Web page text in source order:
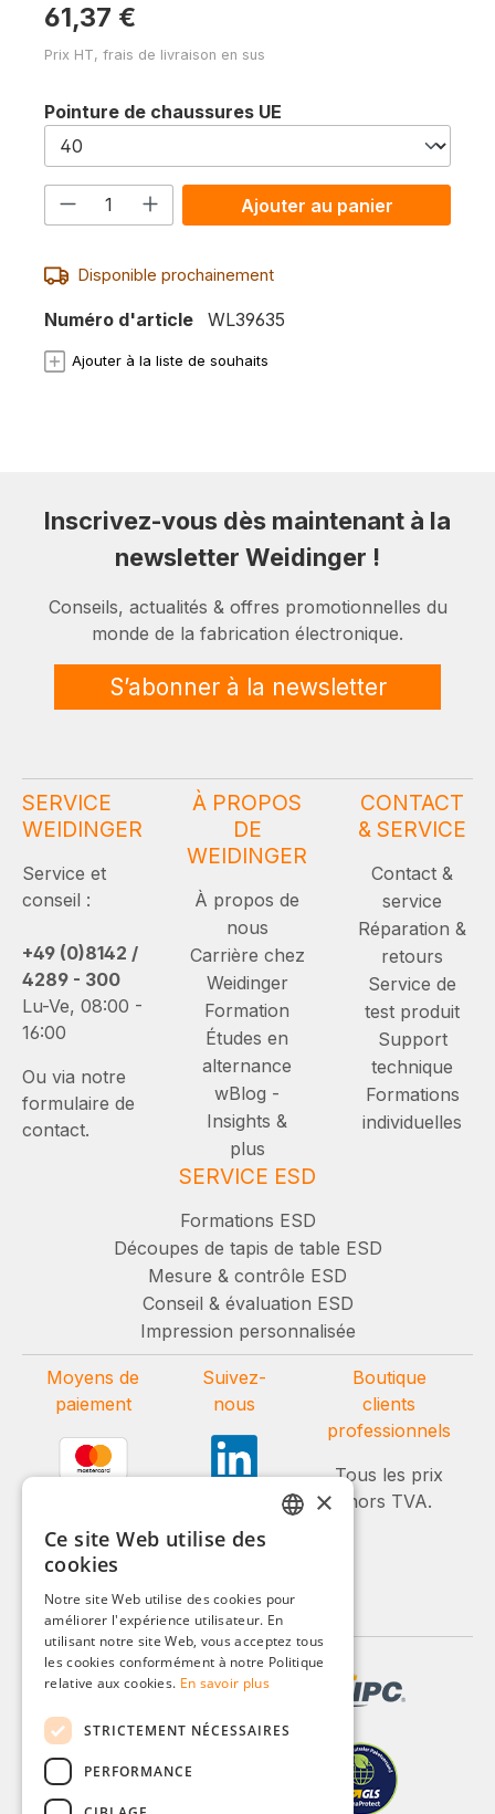
61,37 €
Prix HT, frais de livraison en sus
Sélectionnez
Pointure de chaussures UE
Quantité de produit : Entrez la
Ajouter au panier
Disponible prochainement
Numéro d'article WL39635
Ajouter à la liste de souhaits
Inscrivez-vous dès maintenant à la
newsletter Weidinger !
Conseils, actualités & offres promotionnelles du
monde de la fabrication électronique.
S’abonner à la newsletter
SERVICE
WEIDINGER
Service et
conseil :
+49 (0)8142 /
4289 - 300
Lu-Ve, 08:00 -
16:00
Ou via notre
formulaire de
contact.
À PROPOS
DE
WEIDINGER
À propos de
nous
Carrière chez
Weidinger
Formation
Études en
alternance
wBlog -
Insights &
plus
CONTACT
& SERVICE
Contact &
service
Réparation &
retours
Service de
test produit
Support
technique
Formations
individuelles
SERVICE ESD
Formations ESD
Découpes de tapis de table ESD
Mesure & contrôle ESD
Conseil & évaluation ESD
Impression personnalisée
Moyens de
paiement
Suivez-
nous
Boutique
clients
professionnels
Tous les prix
hors TVA.
ITALIAN
POLISH
×
Ce site Web utilise des
cookies
Notre site Web utilise des cookies pour
améliorer l'expérience utilisateur. En
utilisant notre site Web, vous acceptez tous
les cookies conformément à notre Politique
relative aux cookies. En savoir plus
STRICTEMENT NÉCESSAIRES
PERFORMANCE